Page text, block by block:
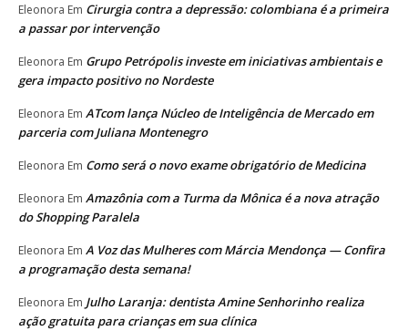
Eleonora Em Cirurgia contra a depressão: colombiana é a primeira
a passar por intervenção
Eleonora Em Grupo Petrópolis investe em iniciativas ambientais e
gera impacto positivo no Nordeste
Eleonora Em ATcom lança Núcleo de Inteligência de Mercado em
parceria com Juliana Montenegro
Eleonora Em Como será o novo exame obrigatório de Medicina
Eleonora Em Amazônia com a Turma da Mônica é a nova atração
do Shopping Paralela
Eleonora Em A Voz das Mulheres com Márcia Mendonça — Confira
a programação desta semana!
Eleonora Em Julho Laranja: dentista Amine Senhorinho realiza
ação gratuita para crianças em sua clínica